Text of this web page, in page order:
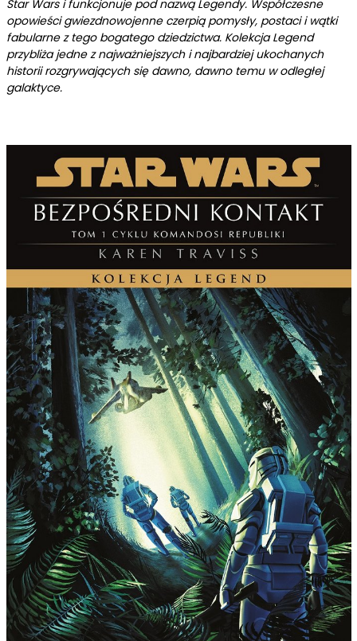
Star Wars i funkcjonuje pod nazwą Legendy. Współczesne
opowieści gwiezdnowojenne czerpią pomysły, postaci i wątki
fabularne z tego bogatego dziedzictwa. Kolekcja Legend
przybliża jedne z najważniejszych i najbardziej ukochanych
historii rozgrywających się dawno, dawno temu w odległej
galaktyce.